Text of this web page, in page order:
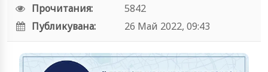
Прочитания:
5842
Публикувана:
26 Май 2022, 09:43